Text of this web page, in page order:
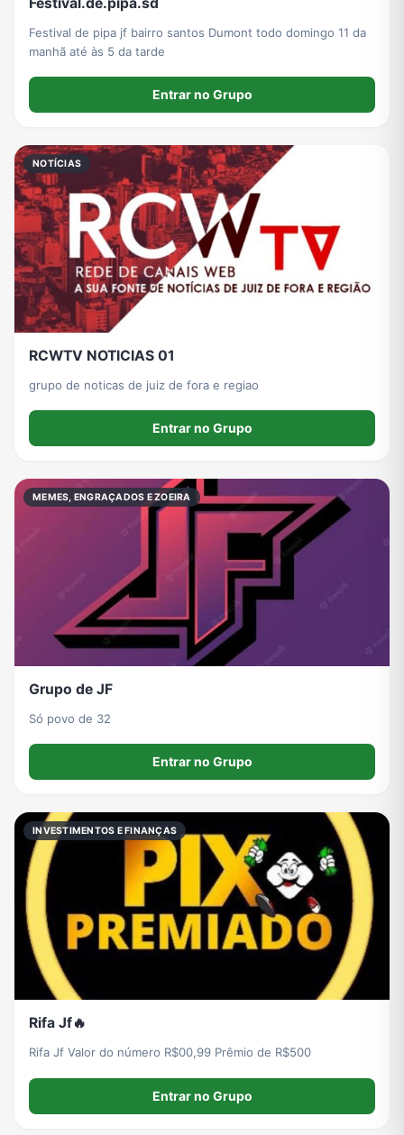
Festival de pipa jf bairro santos Dumont todo domingo 11 da
manhã até às 5 da tarde
Entrar no Grupo
NOTÍCIAS
RCWTV NOTICIAS 01
grupo de noticas de juiz de fora e regiao
Entrar no Grupo
MEMES, ENGRAÇADOS E ZOEIRA
Grupo de JF
Só povo de 32
Entrar no Grupo
INVESTIMENTOS E FINANÇAS
Rifa Jf🔥
Rifa Jf Valor do número R$00,99 Prêmio de R$500
Entrar no Grupo